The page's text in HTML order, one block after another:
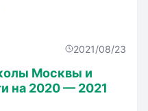
2021/08/23
Москвы и
на 2020 — 2021